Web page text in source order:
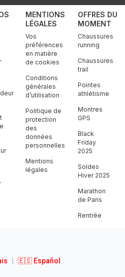
MENTIONS
LÉGALES
Vos
préférences
en matière
de cookies
Conditions
générales
d’utilisation
Politique de
protection
des
données
personnelles
Mentions
légales
OFFRES DU
MOMENT
Chaussures
running
Chaussures
trail
Pointes
athlétisme
Montres
GPS
Black
Friday
2025
Soldes
Hiver 2025
Marathon
de Paris
Rentrée
🇪🇸 Español